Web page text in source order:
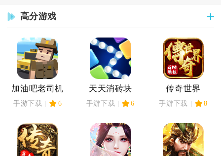
高分游戏
加油吧老司机
手游下载 6
天天消砖块
手游下载 6
传奇世界
手游下载 8